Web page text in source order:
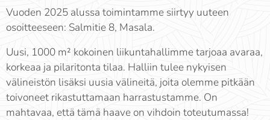
Vuoden 2025 alussa toimintamme siirtyy uuteen
osoitteeseen: Salmitie 8, Masala.
Uusi, 1000 m² kokoinen liikuntahallimme tarjoaa avaraa,
korkeaa ja pilaritonta tilaa. Halliin tulee nykyisen
välineistön lisäksi uusia välineitä, joita olemme pitkään
toivoneet rikastuttamaan harrastustamme. On
mahtavaa, että tämä haave on vihdoin toteutumassa!